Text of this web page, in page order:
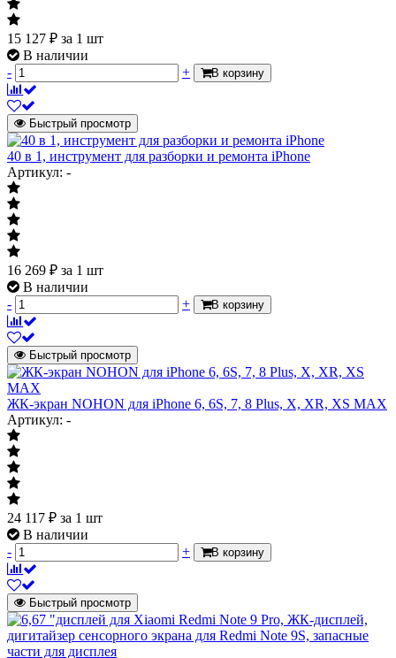
15 127 ₽ за 1 шт
В наличии
-
+ В корзину
Быстрый просмотр
40 в 1, инструмент для разборки и ремонта iPhone
Артикул: -
16 269 ₽ за 1 шт
В наличии
-
+ В корзину
Быстрый просмотр
ЖК-экран NOHON для iPhone 6, 6S, 7, 8 Plus, X, XR, XS MAX
Артикул: -
24 117 ₽ за 1 шт
В наличии
-
+ В корзину
Быстрый просмотр